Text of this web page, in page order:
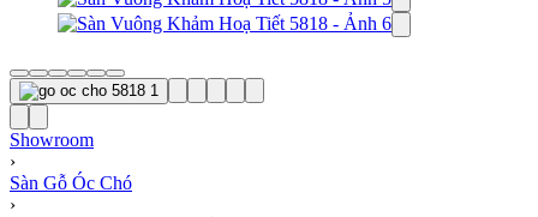
Showroom
›
Sàn Gỗ Óc Chó
›